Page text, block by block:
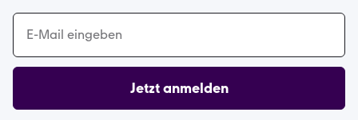
Jetzt anmelden